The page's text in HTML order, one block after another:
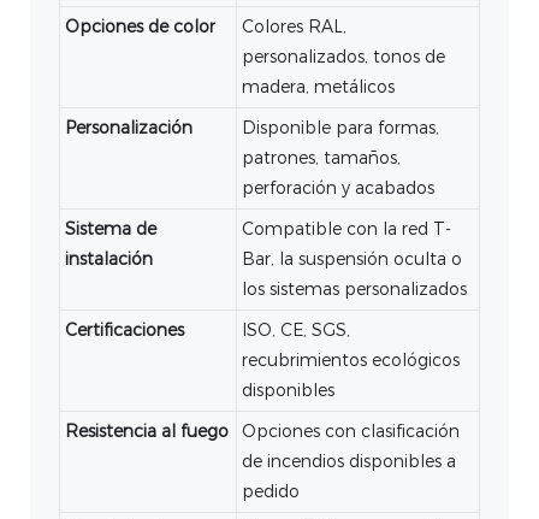
Opciones de color
Colores RAL,
personalizados, tonos de
madera, metálicos
Personalización
Disponible para formas,
patrones, tamaños,
perforación y acabados
Sistema de
instalación
Compatible con la red T-
Bar, la suspensión oculta o
los sistemas personalizados
Certificaciones
ISO, CE, SGS,
recubrimientos ecológicos
disponibles
Resistencia al fuego
Opciones con clasificación
de incendios disponibles a
pedido